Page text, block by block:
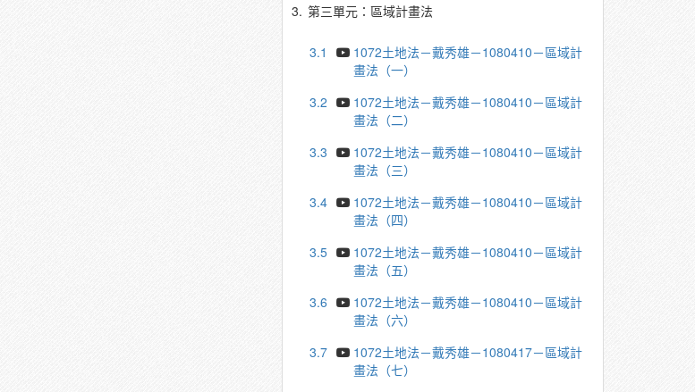
3. 第三單元：區域計畫法
3.1
1072土地法－戴秀雄－1080410－區域計
畫法（一）
3.2
1072土地法－戴秀雄－1080410－區域計
畫法（二）
3.3
1072土地法－戴秀雄－1080410－區域計
畫法（三）
3.4
1072土地法－戴秀雄－1080410－區域計
畫法（四）
3.5
1072土地法－戴秀雄－1080410－區域計
畫法（五）
3.6
1072土地法－戴秀雄－1080410－區域計
畫法（六）
3.7
1072土地法－戴秀雄－1080417－區域計
畫法（七）